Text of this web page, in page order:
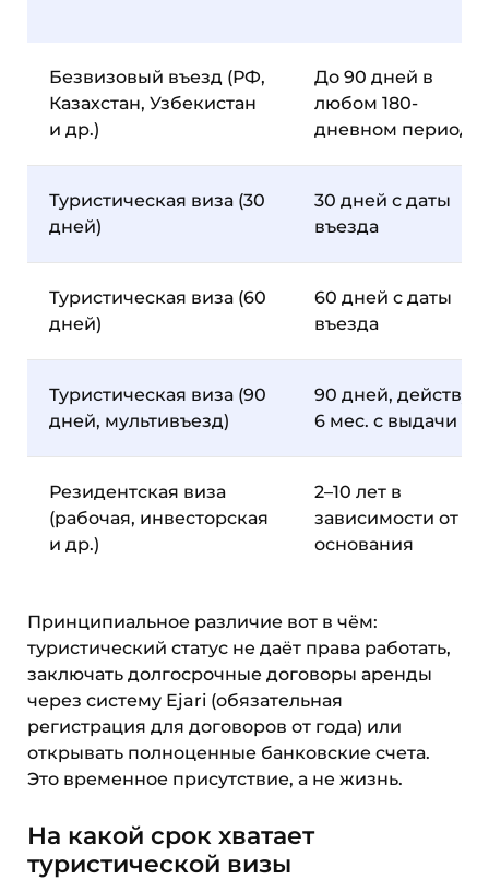
Безвизовый въезд (РФ,
Казахстан, Узбекистан
и др.)
До 90 дней в
любом 180-
дневном периоде
Туристическая виза (30
дней)
30 дней с даты
въезда
Туристическая виза (60
дней)
60 дней с даты
въезда
Туристическая виза (90
дней, мультивъезд)
90 дней,
6 мес. с выдачи
Резидентская виза
(рабочая, инвесторская
и др.)
2–10 лет в
зависимости от
основания
Принципиальное различие вот в чём:
туристический статус не даёт права работать,
заключать долгосрочные договоры аренды
через систему Ejari (обязательная
регистрация для договоров от года) или
открывать полноценные банковские счета.
Это временное присутствие, а не жизнь.
На какой срок хватает
туристической визы